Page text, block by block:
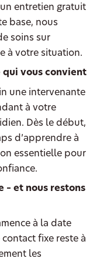
entretien gratuit
base, nous
soins sur
à votre situation.
qui vous convient
une intervenante
à votre
Dès le début,
d’apprendre à
essentielle pour
– et nous restons
à la date
fixe reste à
les